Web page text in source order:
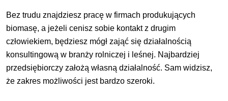
Bez trudu znajdziesz pracę w firmach produkujących
biomasę, a jeżeli cenisz sobie kontakt z drugim
człowiekiem, będziesz mógł zająć się działalnością
konsultingową w branży rolniczej i leśnej. Najbardziej
przedsiębiorczy założą własną działalność. Sam widzisz,
że zakres możliwości jest bardzo szeroki.